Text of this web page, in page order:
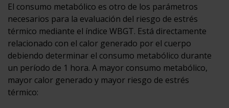
El consumo metabólico es otro de los parámetros
necesarios para la evaluación del riesgo de estrés
térmico mediante el índice WBGT. Está directamente
relacionado con el calor generado por el cuerpo
debiendo determinar el consumo metabólico durante
un período de 1 hora. A mayor consumo metabólico,
mayor calor generado y mayor riesgo de estrés
térmico: